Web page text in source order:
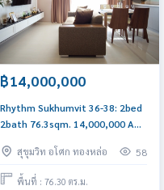
฿14,000,000
Rhythm Sukhumvit 36-38: 2bed
2bath 76.3sqm. 14,000,000 Am:
สุขุมวิท อโศก ทองหล่อ
58
พื้นที่ : 76.30 ตร.ม.